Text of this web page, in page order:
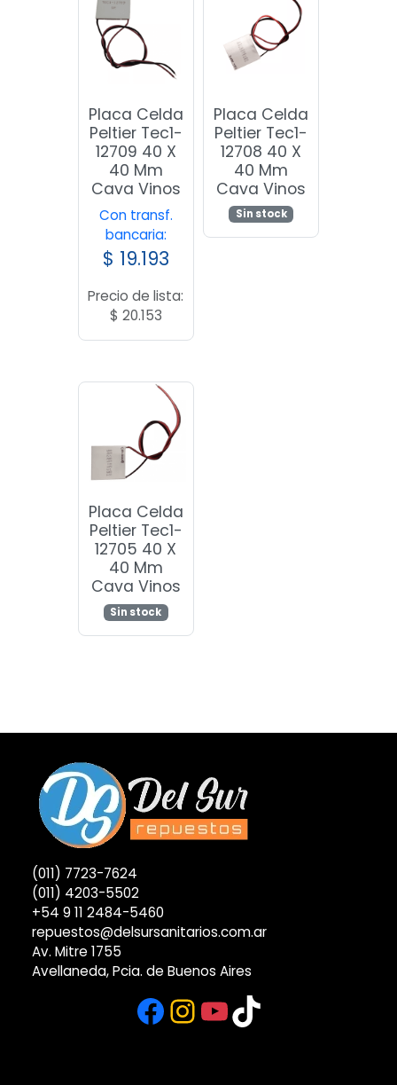
Placa Celda
Peltier Tec1-
12709 40 X
40 Mm
Cava Vinos
Con transf.
bancaria:
$ 19.193
Precio de lista:
$ 20.153
Placa Celda
Peltier Tec1-
12708 40 X
40 Mm
Cava Vinos
Sin stock
Placa Celda
Peltier Tec1-
12705 40 X
40 Mm
Cava Vinos
Sin stock
(011) 7723-7624
(011) 4203-5502
+54 9 11 2484-5460
repuestos@delsursanitarios.com.ar
Av. Mitre 1755
Avellaneda, Pcia. de Buenos Aires
Facebook
Instagram
YouTube
TikTok